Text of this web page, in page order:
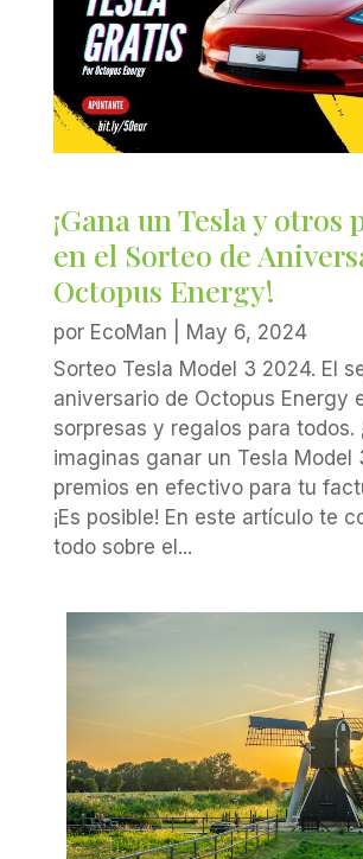
¡Gana un Tesla y otros
en el Sorteo de
Octopus Energy!
por EcoMan
May 6, 2024
Sorteo Tesla Model 3 2024. El
aniversario de Octopus Energy
sorpresas y regalos para todos.
imaginas ganar un Tesla Model
premios en efectivo para tu
¡Es posible! En este artículo te
todo sobre el...